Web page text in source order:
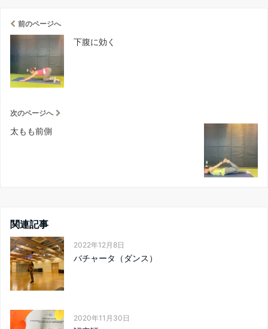
前のページへ
下腹に効く
次のページへ
太もも前側
関連記事
2022年12月8日
バチャータ（ダンス）
2020年11月30日